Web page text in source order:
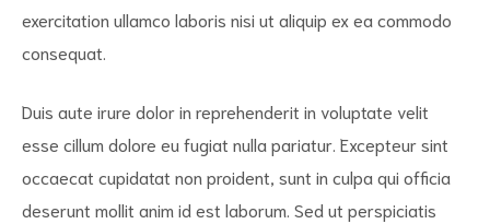
exercitation ullamco laboris nisi ut aliquip ex ea commodo
consequat.
Duis aute irure dolor in reprehenderit in voluptate velit
esse cillum dolore eu fugiat nulla pariatur. Excepteur sint
occaecat cupidatat non proident, sunt in culpa qui officia
deserunt mollit anim id est laborum. Sed ut perspiciatis